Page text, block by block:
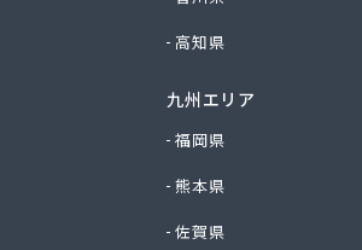
高知県
九州エリア
福岡県
熊本県
佐賀県